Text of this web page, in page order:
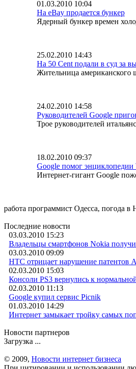
01.03.2010 10:04
На eBay продается бункер
Ядерный бункер времен
25.02.2010 14:43
На 50 Cent подали в суд за
Жительница американского
24.02.2010 14:58
Руководителей Google
Трое руководителей
18.02.2010 09:37
Google помог энциклопедии
Интернет-гигант Google
работа программист Одесса, погода
Последние новости
03.03.2010 15:23
Владельцы смартфонов Nokia
03.03.2010 09:09
HTC отрицает нарушение патентов
02.03.2010 15:03
Консоли PS3 вернулись к
02.03.2010 11:13
Google купил сервис Picnik
01.03.2010 14:29
Интернет замыкает тройку самых
Новости партнеров
Загрузка ...
© 2009, Новости интернет бизнеса